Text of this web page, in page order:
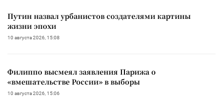
Путин назвал урбанистов создателями картины
жизни эпохи
10 августа 2026, 15:08
Филиппо высмеял заявления Парижа о
«вмешательстве России» в выборы
10 августа 2026, 15:06